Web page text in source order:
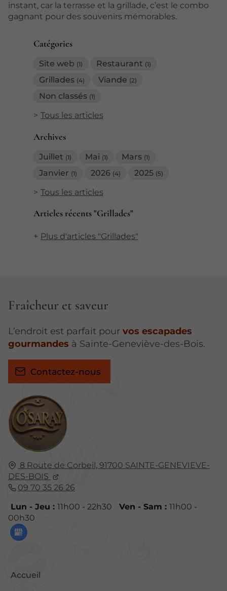
Catégories
Site web (1) Restaurant (1)
Grillades (4) Viande (2)
Non classés (1)
Tous les articles
Archives
Juillet (1) Mai (1) Mars (1)
Janvier (1) 2026 (4) 2025 (5)
Tous les articles
Articles récents "Grillades"
Plus d'articles "Grillades"
instant, car la terrasse et la grillade, c’est le combo
gagnant pour des souvenirs mémorables.
8 Route de Corbeil,91700 SAINTE-GENEVIEVE-
DES-BOIS
09 70 35 26 26
Lun - Jeu : 11h00 - 22h30 Ven - Sam : 11h00 -
00h30
Accueil
Fraîcheur et saveur
L’endroit est parfait pour vos escapades
gourmandes à Sainte-Geneviève-des-Bois.
Contactez-nous